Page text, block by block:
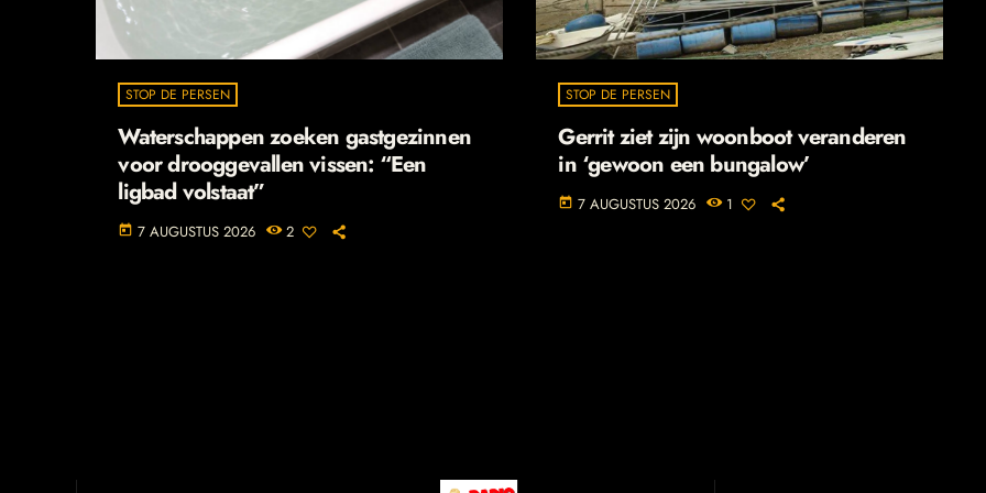
STOP DE PERSEN
Waterschappen zoeken gastgezinnen
voor drooggevallen vissen: “Een
ligbad volstaat”
today 7 AUGUSTUS 2026 2
STOP DE PERSEN
Gerrit ziet zijn woonboot veranderen
in ‘gewoon een bungalow’
today 7 AUGUSTUS 2026 1